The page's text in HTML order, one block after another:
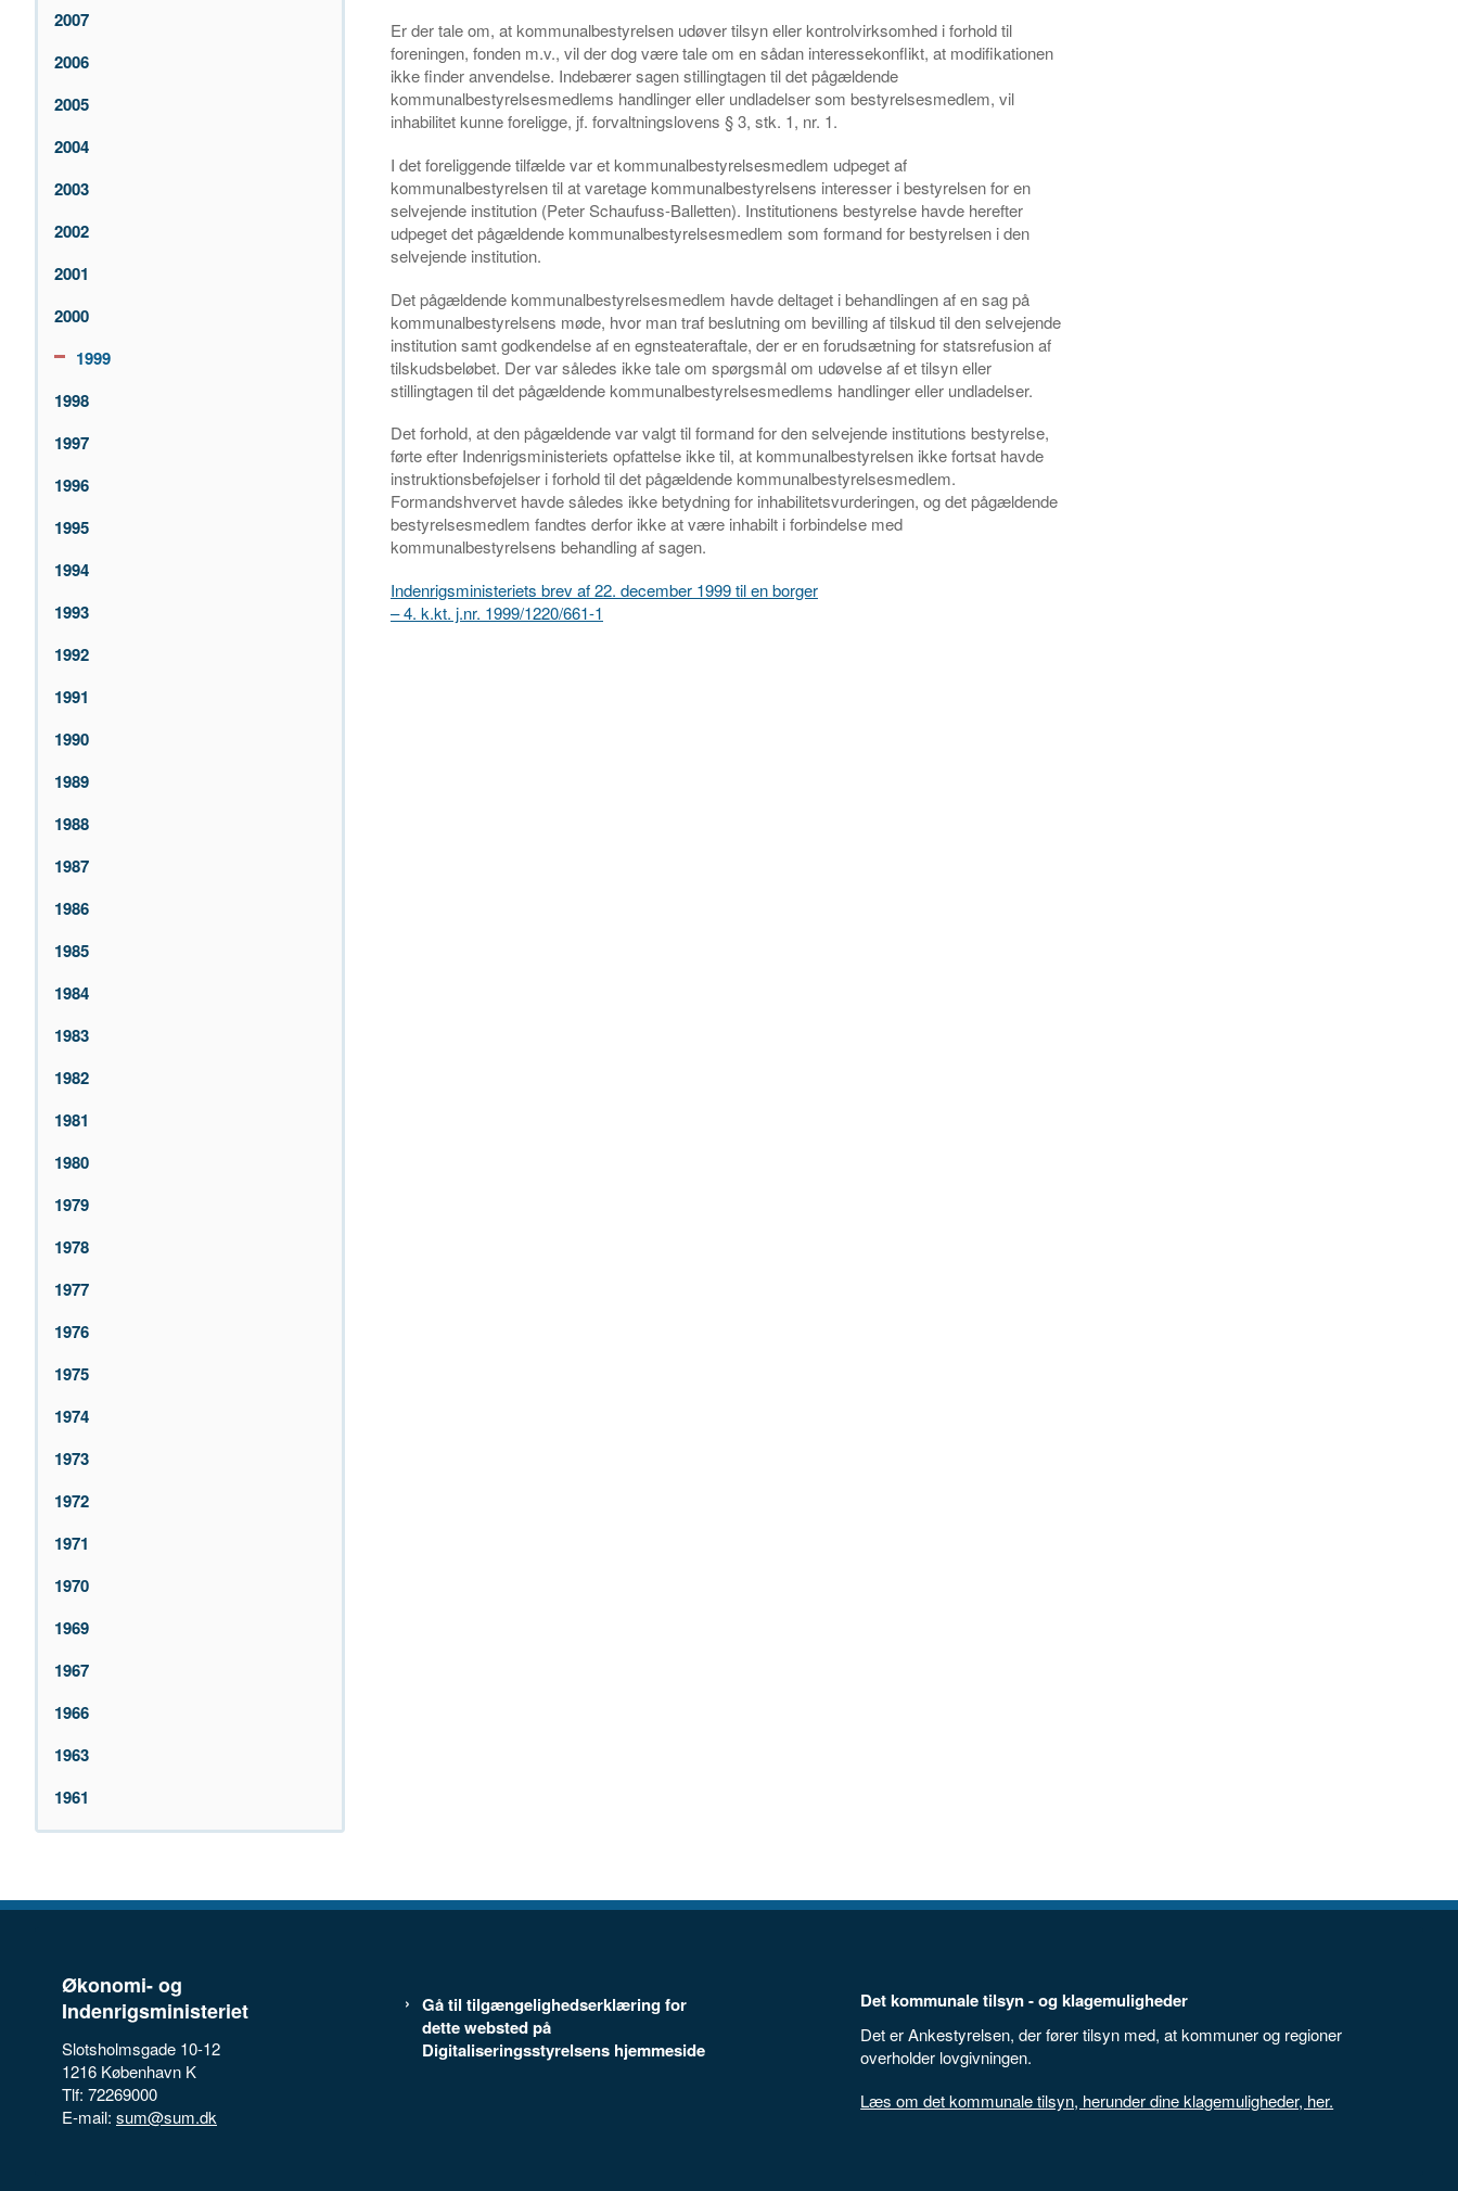
2007
2006
2005
2004
2003
2002
2001
2000
1999
1998
1997
1996
1995
1994
1993
1992
1991
1990
1989
1988
1987
1986
1985
1984
1983
1982
1981
1980
1979
1978
1977
1976
1975
1974
1973
1972
1971
1970
1969
1967
1966
1963
1961
Er der tale om, at kommunalbestyrelsen udøver tilsyn eller kontrolvirksomhed i forhold til
foreningen, fonden m.v., vil der dog være tale om en sådan interessekonflikt, at modifikationen
ikke finder anvendelse. Indebærer sagen stillingtagen til det pågældende
kommunalbestyrelsesmedlems handlinger eller undladelser som bestyrelsesmedlem, vil
inhabilitet kunne foreligge, jf. forvaltningslovens § 3, stk. 1, nr. 1.
I det foreliggende tilfælde var et kommunalbestyrelsesmedlem udpeget af
kommunalbestyrelsen til at varetage kommunalbestyrelsens interesser i bestyrelsen for en
selvejende institution (Peter Schaufuss-Balletten). Institutionens bestyrelse havde herefter
udpeget det pågældende kommunalbestyrelsesmedlem som formand for bestyrelsen i den
selvejende institution.
Det pågældende kommunalbestyrelsesmedlem havde deltaget i behandlingen af en sag på
kommunalbestyrelsens møde, hvor man traf beslutning om bevilling af tilskud til den selvejende
institution samt godkendelse af en egnsteateraftale, der er en forudsætning for statsrefusion af
tilskudsbeløbet. Der var således ikke tale om spørgsmål om udøvelse af et tilsyn eller
stillingtagen til det pågældende kommunalbestyrelsesmedlems handlinger eller undladelser.
Det forhold, at den pågældende var valgt til formand for den selvejende institutions bestyrelse,
førte efter Indenrigsministeriets opfattelse ikke til, at kommunalbestyrelsen ikke fortsat havde
instruktionsbeføjelser i forhold til det pågældende kommunalbestyrelsesmedlem.
Formandshvervet havde således ikke betydning for inhabilitetsvurderingen, og det pågældende
bestyrelsesmedlem fandtes derfor ikke at være inhabilt i forbindelse med
kommunalbestyrelsens behandling af sagen.
Indenrigsministeriets brev af 22. december 1999 til en borger
– 4. k.kt. j.nr. 1999/1220/661-1
Økonomi- og
Indenrigsministeriet
Slotsholmsgade 10-12
1216 København K
Tlf: 72269000
E-mail: sum@sum.dk
Gå til tilgængelighedserklæring for
dette websted på
Digitaliseringsstyrelsens hjemmeside
Det kommunale tilsyn - og klagemuligheder
Det er Ankestyrelsen, der fører tilsyn med, at kommuner og regioner
overholder lovgivningen.
Læs om det kommunale tilsyn, herunder dine klagemuligheder, her.